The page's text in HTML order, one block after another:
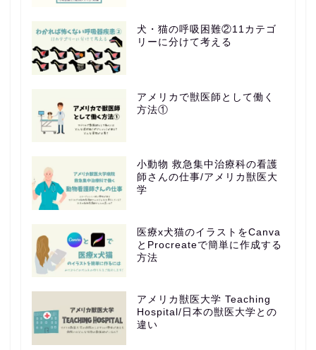
犬・猫の呼吸困難②11カテゴ
リーに分けて考える
アメリカで獣医師として働く
方法①
小動物 救急集中治療科の看護
師さんの仕事/アメリカ獣医大
学
医療x犬猫のイラストをCanva
とProcreateで簡単に作成する
方法
アメリカ獣医大学 Teaching
Hospital/日本の獣医大学との
違い